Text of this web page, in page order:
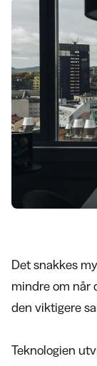
Det snakkes
mindre om når
den viktigere
Teknologien